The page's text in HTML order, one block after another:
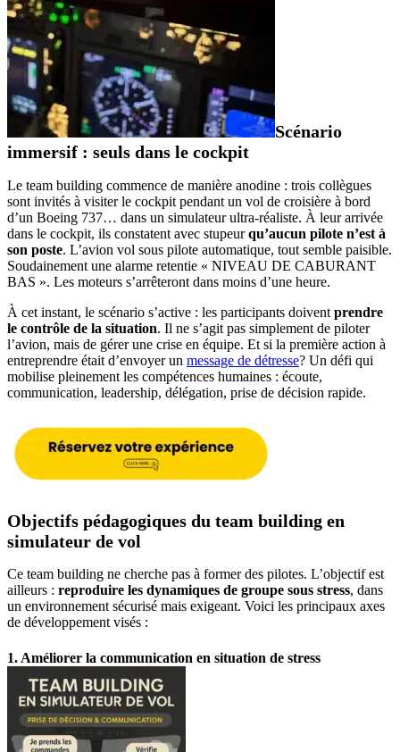
Scénario
immersif : seuls dans le cockpit
Le team building commence de manière anodine : trois collègues
sont invités à visiter le cockpit pendant un vol de croisière à bord
d’un Boeing 737… dans un simulateur ultra-réaliste. À leur arrivée
dans le cockpit, ils constatent avec stupeurqu’aucun pilote n’est à
son poste. L’avion vol sous pilote automatique, tout semble paisible.
Soudainement une alarme retentie « NIVEAU DE CABURANT
BAS ». Les moteurs s’arrêteront dans moins d’une heure.
À cet instant, le scénario s’active : les participants doivent prendre
le contrôle de la situation. Il ne s’agit pas simplement de piloter
l’avion, mais de gérer une crise en équipe. Et si la première action à
entreprendre était d’envoyer un message de détresse? Un défi qui
mobilise pleinement les compétences humaines : écoute,
communication, leadership, délégation, prise de décision rapide.
Objectifs pédagogiques du team building en
simulateur de vol
Ce team building ne cherche pas à former des pilotes. L’objectif est
ailleurs : reproduire les dynamiques de groupe sous stress, dans
un environnement sécurisé mais exigeant. Voici les principaux axes
de développement visés :
1. Améliorer la communication en situation de stress